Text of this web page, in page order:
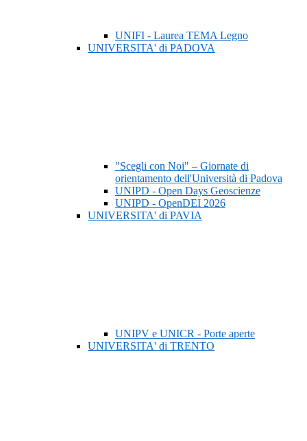
UNIFI - Laurea TEMA Legno
UNIVERSITA' di PADOVA
"Scegli con Noi" – Giornate di
orientamento dell'Università di Padova
UNIPD - Open Days Geoscienze
UNIPD - OpenDEI 2026
UNIVERSITA' di PAVIA
UNIPV e UNICR - Porte aperte
UNIVERSITA' di TRENTO